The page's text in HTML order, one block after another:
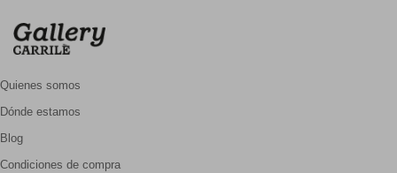
Quienes somos
Dónde estamos
Blog
Condiciones de compra